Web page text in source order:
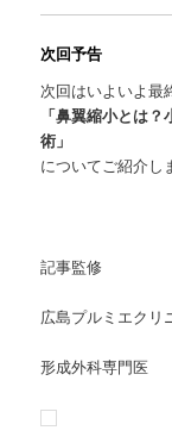
次回予告
次回はいよいよ最
「鼻翼縮小とは
術」
についてご紹介し
記事監修
広島プルミエク
形成外科専門医